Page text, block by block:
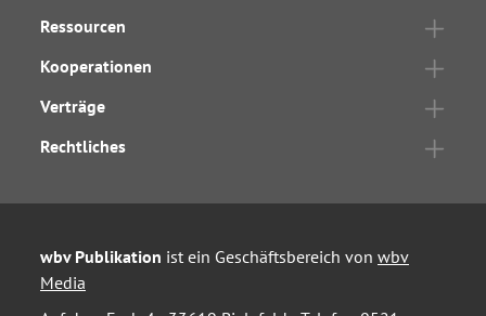
Ressourcen
Kooperationen
Verträge
Rechtliches
wbv Publikation ist ein Geschäftsbereich von wbv
Media